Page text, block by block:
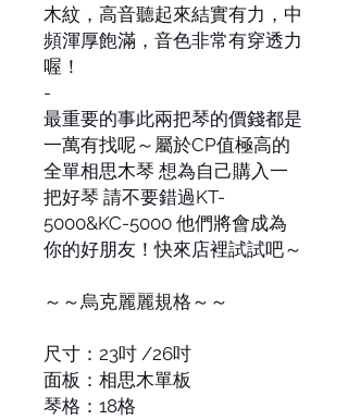
木紋，高音聽起來結實有力，中
頻渾厚飽滿，音色非常有穿透力
喔！
-
最重要的事此兩把琴的價錢都是
一萬有找呢～屬於CP值極高的
全單相思木琴 想為自己購入一
把好琴 請不要錯過KT-
5000&KC-5000 他們將會成為
你的好朋友！快來店裡試試吧～
～～烏克麗麗規格～～
尺寸：23吋 /26吋
面板：相思木單板
琴格：18格